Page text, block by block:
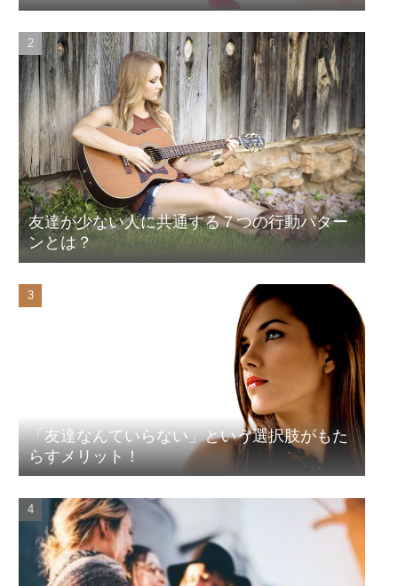
友達が少ない人に共通する７つの行動パター
ンとは？
「友達なんていらない」という選択肢がもた
らすメリット！